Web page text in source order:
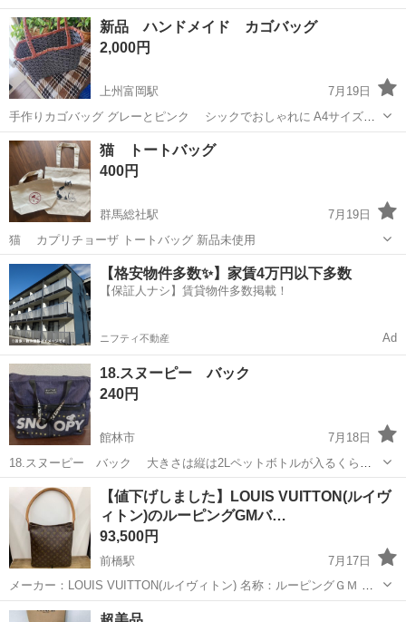
新品 ハンドメイド カゴバッグ
2,000円
上州富岡駅
7月19日
手作りカゴバッグ グレーとピンク シックでおしゃれに A4サイズが
入ります。 マイバッグとして、またちょっとのお出掛けに便利 ひとつ
ひとつ、心を込めて編んで作ったので、お使いいただけたら嬉しいで
す。 同じタイプで他のデザイ...
群馬 富岡市 上州富岡駅 バッグ
猫 トートバッグ
400円
群馬総社駅
7月19日
猫 カプリチョーザ トートバッグ 新品未使用
群馬 前橋市 群馬総社駅 バッグ
【格安物件多数✨】家賃4万円以下多数
【保証人ナシ】賃貸物件多数掲載！
ニフティ不動産 Ad
18.スヌーピー バック
240円
館林市
7月18日
18.スヌーピー バック 大きさは縦は2Lペットボトルが入るくらい
です 結構容量はあると思います 受け渡し日時 7月18日 受け渡し場所
館林市内 受け渡し日時と場所は 指定します 値下げ不可
群馬 館林市 バッグ スヌーピー
【値下げしました】LOUIS VUITTON(ルイヴ
ィトン)のルーピングGMバ…
93,500円
前橋駅
7月17日
メーカー：LOUIS VUITTON(ルイヴィトン) 名称：ルーピングＧＭ 型
番：M51145 状態：通常に使用した程度の使用感、金具傷 価格：
群馬 前橋市 前橋駅